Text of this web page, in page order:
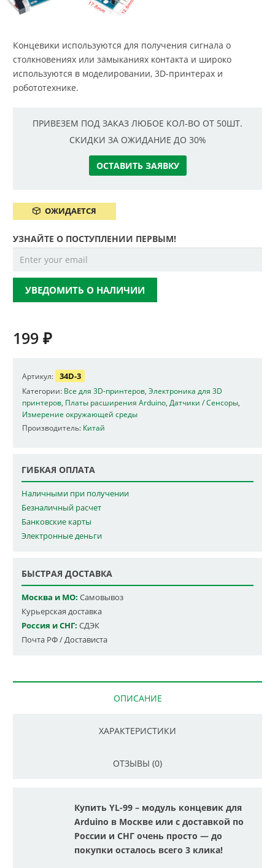
Концевики используются для получения сигнала о
столкновениях или замыканиях контакта и широко
используются в моделировании, 3D-принтерах и
робототехнике.
ПРИВЕЗЕМ ПОД ЗАКАЗ ЛЮБОЕ КОЛ-ВО ОТ 50ШТ.
СКИДКИ ЗА ОЖИДАНИЕ ДО 30%
ОСТАВИТЬ ЗАЯВКУ
ОЖИДАЕТСЯ
УЗНАЙТЕ О ПОСТУПЛЕНИИ ПЕРВЫМ!
УВЕДОМИТЬ О НАЛИЧИИ
199 ₽
Артикул: 34D-3
Категории: Все для 3D-принтеров Электроника для 3D
принтеров Платы расширения Arduino Датчики / Сенсоры
Измерение окружающей среды
Производитель: Китай
ГИБКАЯ ОПЛАТА
Наличными при получении
Безналичный расчет
Банковские карты
Электронные деньги
БЫСТРАЯ ДОСТАВКА
Москва и МО: Самовывоз
Курьерская доставка
Россия и СНГ: СДЭК
Почта РФ / Достависта
ОПИСАНИЕ
ХАРАКТЕРИСТИКИ
ОТЗЫВЫ (0)
Купить YL-99 – модуль концевик для
Arduino в Москве или с доставкой по
России и СНГ очень просто — до
покупки осталось всего 3 клика!